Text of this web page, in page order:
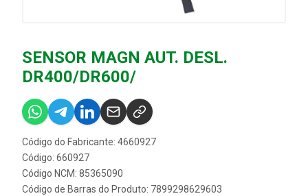
SENSOR MAGN AUT. DESL.
DR400/DR600/
Código do Fabricante: 4660927
Código: 660927
Código NCM: 85365090
Código de Barras do Produto: 7899298629603